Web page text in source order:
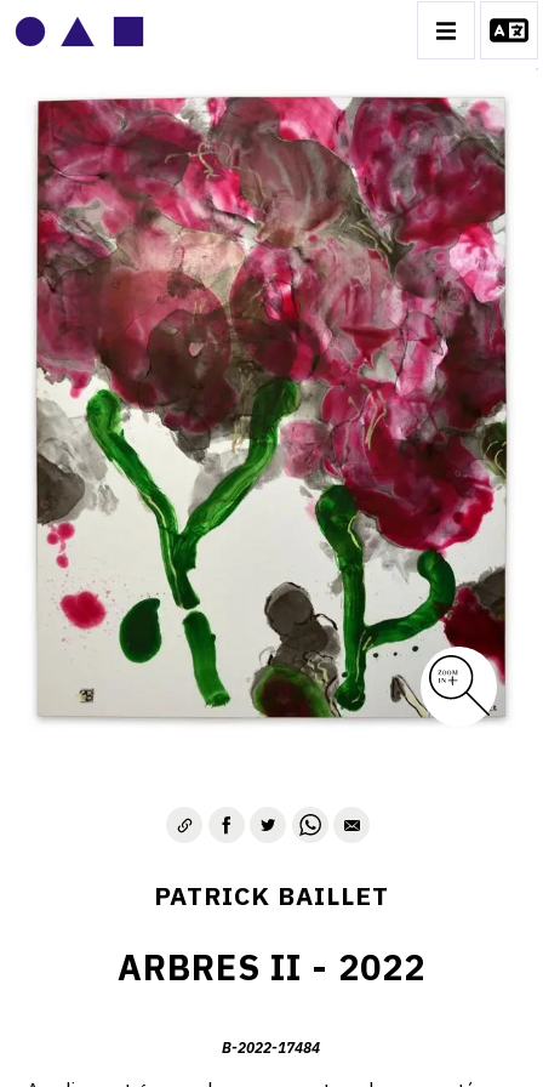
PATRICK BAILLET
BIOGRAPHIE
CATALOGUE DES OEUVRES
CONTACT
PATRICK BAILLET
ARBRES II - 2022
B-2022-17484